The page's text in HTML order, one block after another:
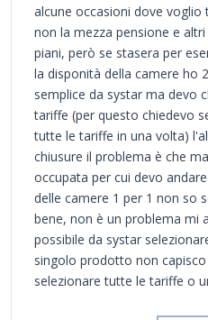
alcune occasioni dove
non la mezza pensione e
piani, però se stasera per
la disponità della camere ho
semplice da systar ma devo
tariffe (per questo chiedevo
tutte le tariffe in una volta)
chiusure il problema è che
occupata per cui devo
delle camere 1 per 1 non so
bene, non è un problema mi
possibile da systar
singolo prodotto non
selezionare tutte le tariffe o